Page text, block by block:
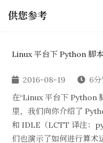
供您参考
Linux 平台下 Python 脚本
2016-08-19 6
在“Linux 平台下 Python
里，我们向你介绍了
和 IDLE（LCTT 译注：
们也演示了如何进行算术